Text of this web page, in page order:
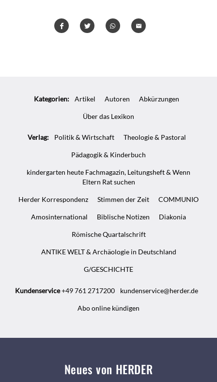
InfosKategorien: Artikel Autoren Abkürzungen
Über das Lexikon
Verlag: Politik & Wirtschaft Theologie & Pastoral
Pädagogik & Kinderbuch
kindergarten heute Fachmagazin, Leitungsheft & Wenn
Eltern Rat suchen
Herder Korrespondenz Stimmen der Zeit COMMUNIO
Amosinternational Biblische Notizen Diakonia
Römische Quartalschrift
ANTIKE WELT & Archäologie in Deutschland
G/GESCHICHTE
Kundenservice+49 761 2717200 kundenservice@herder.de
Abo online kündigen
Neues von HERDER